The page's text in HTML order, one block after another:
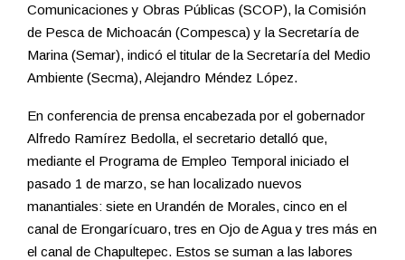
Comunicaciones y Obras Públicas (SCOP), la Comisión
de Pesca de Michoacán (Compesca) y la Secretaría de
Marina (Semar), indicó el titular de la Secretaría del Medio
Ambiente (Secma), Alejandro Méndez López.
En conferencia de prensa encabezada por el gobernador
Alfredo Ramírez Bedolla, el secretario detalló que,
mediante el Programa de Empleo Temporal iniciado el
pasado 1 de marzo, se han localizado nuevos
manantiales: siete en Urandén de Morales, cinco en el
canal de Erongarícuaro, tres en Ojo de Agua y tres más en
el canal de Chapultepec. Estos se suman a las labores